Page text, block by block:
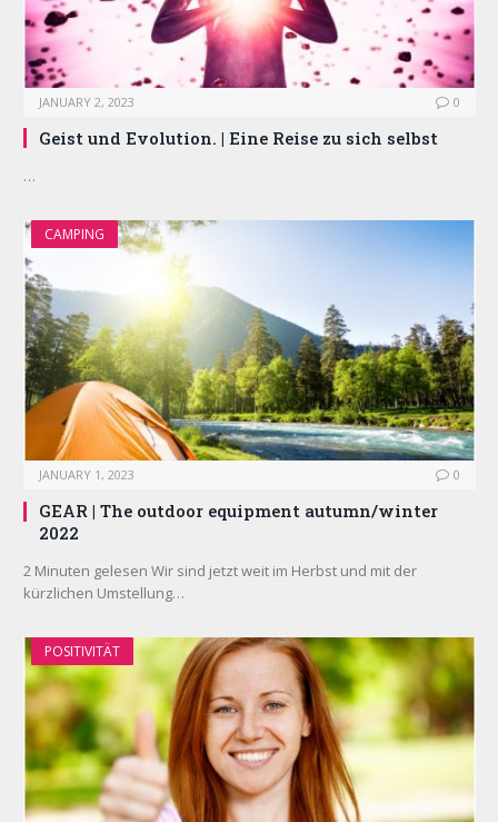
JANUARY 2, 2023 0
Geist und Evolution. | Eine Reise zu sich selbst
…
CAMPING
JANUARY 1, 2023 0
GEAR | The outdoor equipment autumn/winter
2022
2 Minuten gelesen Wir sind jetzt weit im Herbst und mit der
kürzlichen Umstellung…
POSITIVITÄT